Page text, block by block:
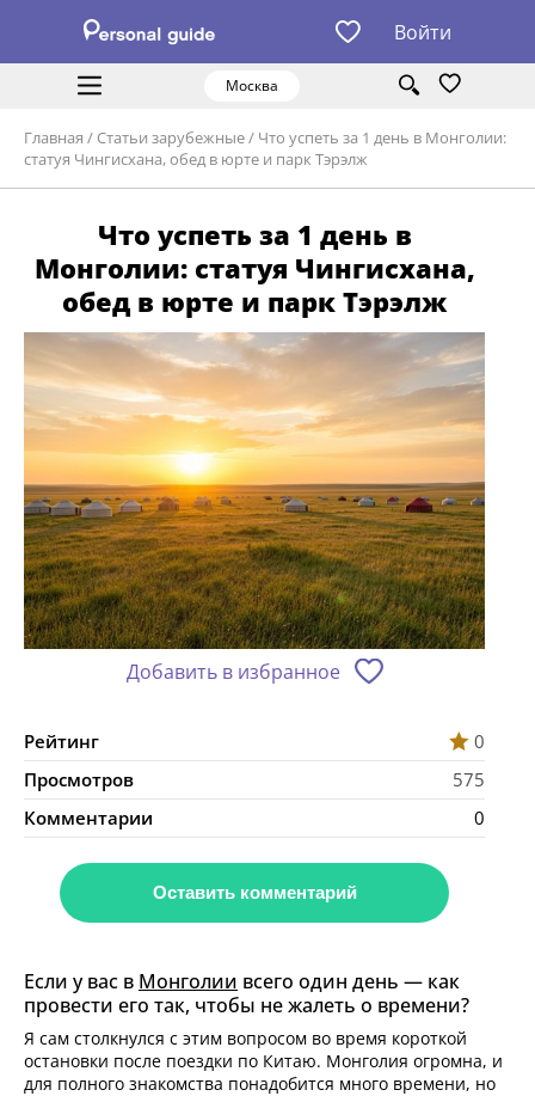
Войти
Москва
Главная / Статьи зарубежные/ Что успеть за 1 день в Монголии:
статуя Чингисхана, обед в юрте и парк Тэрэлж
Что успеть за 1 день в
Монголии: статуя Чингисхана,
обед в юрте и парк Тэрэлж
Добавить в избранное
Рейтинг
0
Просмотров
575
Комментарии
0
Оставить комментарий
Если у вас в Монголии всего один день — как
провести его так, чтобы не жалеть о времени?
Я сам столкнулcя с этим вопросом во время короткой
остановки после поездки по Китаю. Монголия огромна, и
для полного знакомства понадобится много времени, но